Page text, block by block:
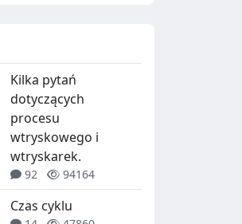
Kilka pytań
dotyczących
procesu
wtryskowego i
wtryskarek.
92 94164
Czas cyklu